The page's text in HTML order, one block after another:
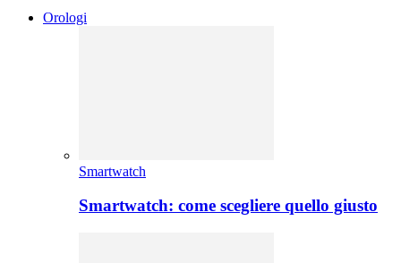
Orologi
Smartwatch
Smartwatch: come scegliere quello giusto